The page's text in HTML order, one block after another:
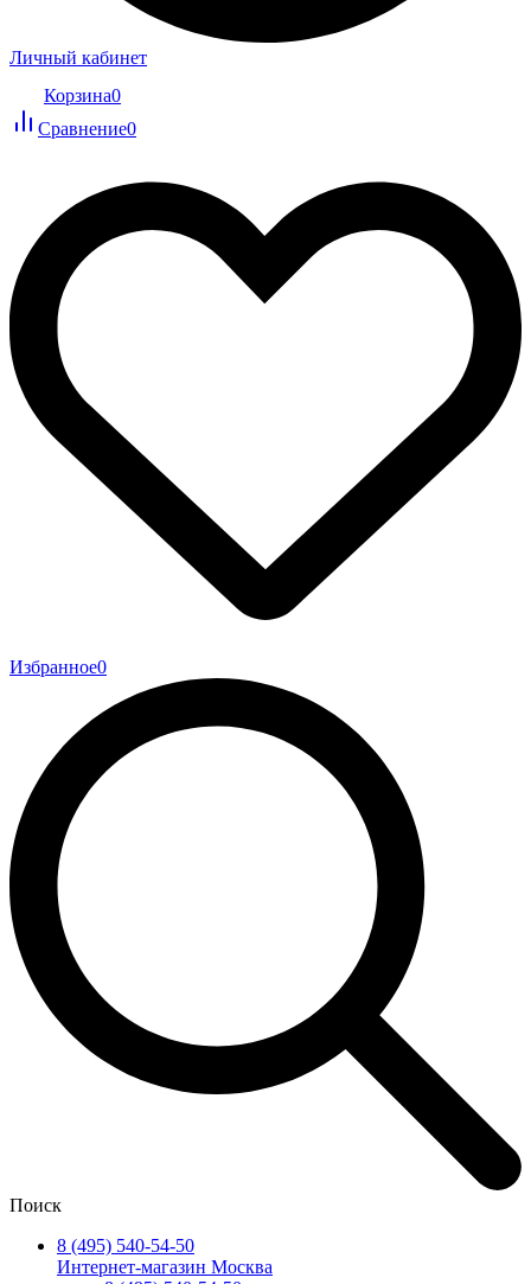
Личный кабинет
Корзина0
Сравнение0
Избранное0
Поиск
8 (495) 540-54-50
Интернет-магазин Москва